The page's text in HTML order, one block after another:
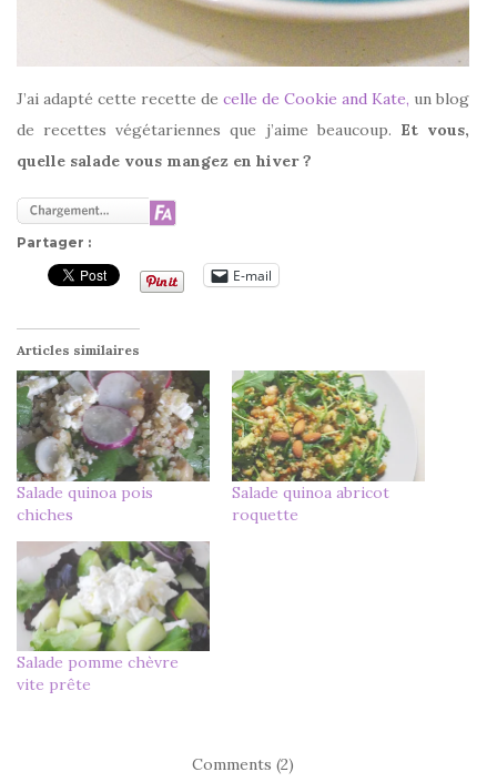
J’ai adapté cette recette de celle de Cookie and Kate, un blog
de recettes végétariennes que j’aime beaucoup. Et vous,
quelle salade vous mangez en hiver ?
Partager :
E-mail
Articles similaires
Salade quinoa pois
chiches
Salade quinoa abricot
roquette
Salade pomme chèvre
vite prête
Comments (2)